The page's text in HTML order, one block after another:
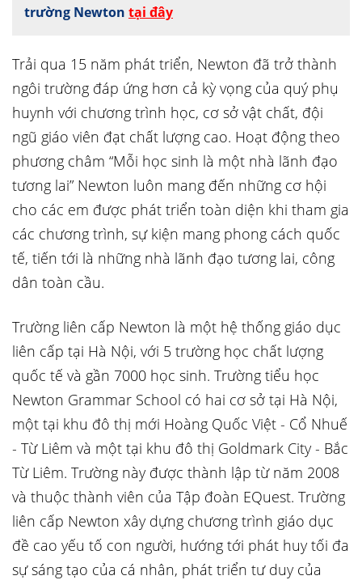
trường Newton tại đây
Trải qua 15 năm phát triển, Newton đã trở thành
ngôi trường đáp ứng hơn cả kỳ vọng của quý phụ
huynh với chương trình học, cơ sở vật chất, đội
ngũ giáo viên đạt chất lượng cao. Hoạt động theo
phương châm “Mỗi học sinh là một nhà lãnh đạo
tương lai” Newton luôn mang đến những cơ hội
cho các em được phát triển toàn diện khi tham gia
các chương trình, sự kiện mang phong cách quốc
tế, tiến tới là những nhà lãnh đạo tương lai, công
dân toàn cầu.
Trường liên cấp Newton là một hệ thống giáo dục
liên cấp tại Hà Nội, với 5 trường học chất lượng
quốc tế và gần 7000 học sinh. Trường tiểu học
Newton Grammar School có hai cơ sở tại Hà Nội,
một tại khu đô thị mới Hoàng Quốc Việt - Cổ Nhuế
- Từ Liêm và một tại khu đô thị Goldmark City - Bắc
Từ Liêm. Trường này được thành lập từ năm 2008
và thuộc thành viên của Tập đoàn EQuest. Trường
liên cấp Newton xây dựng chương trình giáo dục
đề cao yếu tố con người, hướng tới phát huy tối đa
sự sáng tạo của cá nhân, phát triển tư duy của